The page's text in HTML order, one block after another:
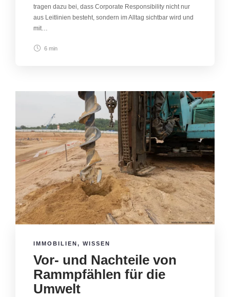
tragen dazu bei, dass Corporate Responsibility nicht nur
aus Leitlinien besteht, sondern im Alltag sichtbar wird und
mit…
6 min
IMMOBILIEN, WISSEN
Vor- und Nachteile von
Rammpfählen für die
Umwelt